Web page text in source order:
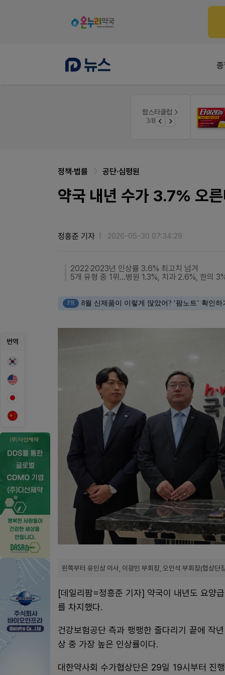
팜스타클럽
3/8
약국 마케팅 성공사례
번역
정책·법률 공단·심평원
약국 내년 수가 3.7% 오
정흥준 기자 2026-05-30 07:34:29
2022·2023년 인상률 3.6% 최고치 넘겨
5개 유형 중 1위...병원 1.3%, 치과 2.6%, 한의
PR 8월 신제품이 이렇게 많았어? ‘팜노트’ 확인하
왼쪽부터 유민상 이사, 이광민 부회장, 오인석 부회장(협상단
[데일리팜=정흥준 기자] 약국이 내년도 요양
를 차지했다.
건강보험공단 측과 팽팽한 줄다리기 끝에 작
상 중 가장 높은 인상률이다.
대한약사회 수가협상단은 29일 19시부터 진